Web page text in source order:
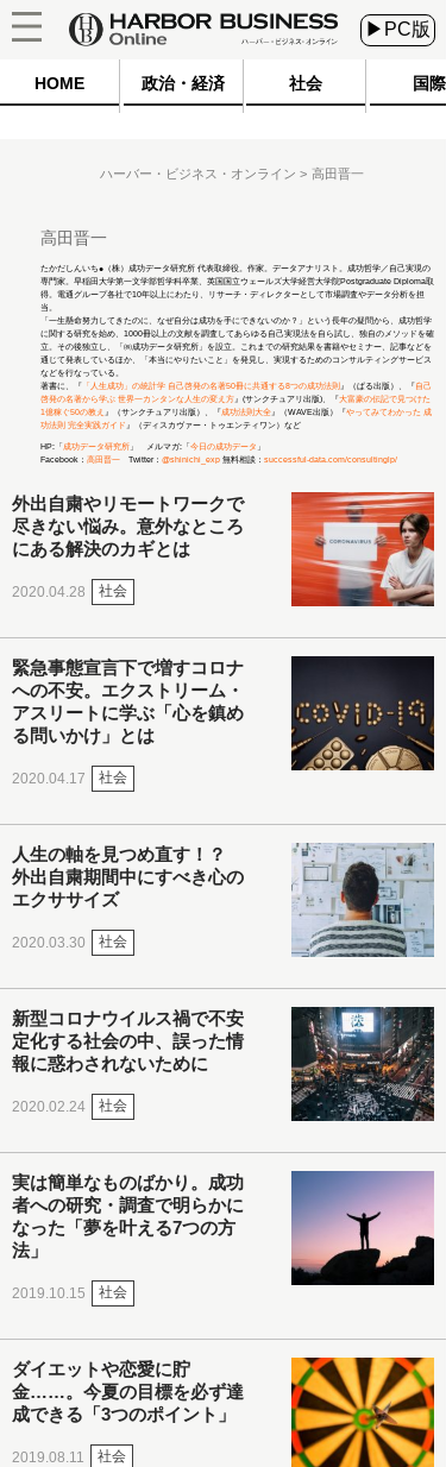
▶PC版
HOME 政治・経済 社会 国際
ハーバー・ビジネス・オンライン 高田晋一
高田晋一
たかだしんいち●（株）成功データ研究所 代表取締役。作家。データアナリスト。成功哲学／自己実現の
専門家。早稲田大学第一文学部哲学科卒業、英国国立ウェールズ大学経営大学院Postgraduate Diploma取
得。電通グループ各社で10年以上にわたり、リサーチ・ディレクターとして市場調査やデータ分析を担
当。
「一生懸命努力してきたのに、なぜ自分は成功を手にできないのか？」という長年の疑問から、成功哲学
に関する研究を始め、1000冊以上の文献を調査してあらゆる自己実現法を自ら試し、独自のメソッドを確
立。その後独立し、「㈱成功データ研究所」を設立。これまでの研究結果を書籍やセミナー、記事などを
通じて発表しているほか、「本当にやりたいこと」を発見し、実現するためのコンサルティングサービス
などを行なっている。
著書に、『 「人生成功」の統計学 自己啓発の名著50冊に共通する8つの成功法則 』（ぱる出版）、『自己
啓発の名著から学ぶ 世界一カンタンな人生の変え方 』(サンクチュアリ出版)、『大富豪の伝記で見つけた
1億稼ぐ50の教え 』（サンクチュアリ出版）、『成功法則大全 』（WAVE出版）『やってみてわかった 成
功法則 完全実践ガイド 』（ディスカヴァー・トゥエンティワン）など
HP:「 成功データ研究所 」 メルマガ:「今日の成功データ 」
Facebook： 高田晋一 Twitter： @shinichi_exp 無料相談： successful-data.com/consultinglp/
外出自粛やリモートワークで
尽きない悩み。意外なところ
にある解決のカギとは
2020.04.28 社会
緊急事態宣言下で増すコロナ
への不安。エクストリーム・
アスリートに学ぶ「心を鎮め
る問いかけ」とは
2020.04.17 社会
人生の軸を見つめ直す！？
外出自粛期間中にすべき心の
エクササイズ
2020.03.30 社会
新型コロナウイルス禍で不安
定化する社会の中、誤った情
報に惑わされないために
2020.02.24 社会
実は簡単なものばかり。成功
者への研究・調査で明らかに
なった「夢を叶える7つの方
法」
2019.10.15 社会
ダイエットや恋愛に貯
金……。今夏の目標を必ず達
成できる「3つのポイント」
2019.08.11 社会